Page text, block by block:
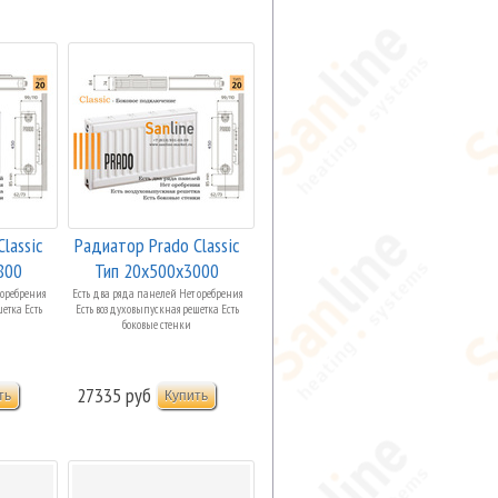
Есть
Радиатор Prado Classic
Тип 20x500x3000
Боковая ...
Есть два ряда панелей Нет оребрения
Есть воздуховыпускная решетка Есть
боковые стенки
27335 руб